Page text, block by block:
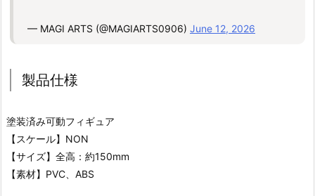
— MAGI ARTS (@MAGIARTS0906) June 12, 2026
製品仕様
塗装済み可動フィギュア
【スケール】NON
【サイズ】全高：約150mm
【素材】PVC、ABS